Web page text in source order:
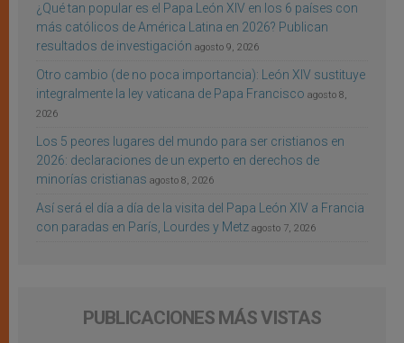
¿Qué tan popular es el Papa León XIV en los 6 países con
más católicos de América Latina en 2026? Publican
resultados de investigación agosto 9, 2026
Otro cambio (de no poca importancia): León XIV sustituye
integralmente la ley vaticana de Papa Francisco agosto 8,
2026
Los 5 peores lugares del mundo para ser cristianos en
2026: declaraciones de un experto en derechos de
minorías cristianas agosto 8, 2026
Así será el día a día de la visita del Papa León XIV a Francia
con paradas en París, Lourdes y Metz agosto 7, 2026
PUBLICACIONES MÁS VISTAS